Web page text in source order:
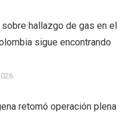
sobre hallazgo de gas en el
sigue encontrando
retomó operación plena